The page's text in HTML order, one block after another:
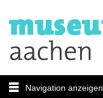
Navigation anzeigen